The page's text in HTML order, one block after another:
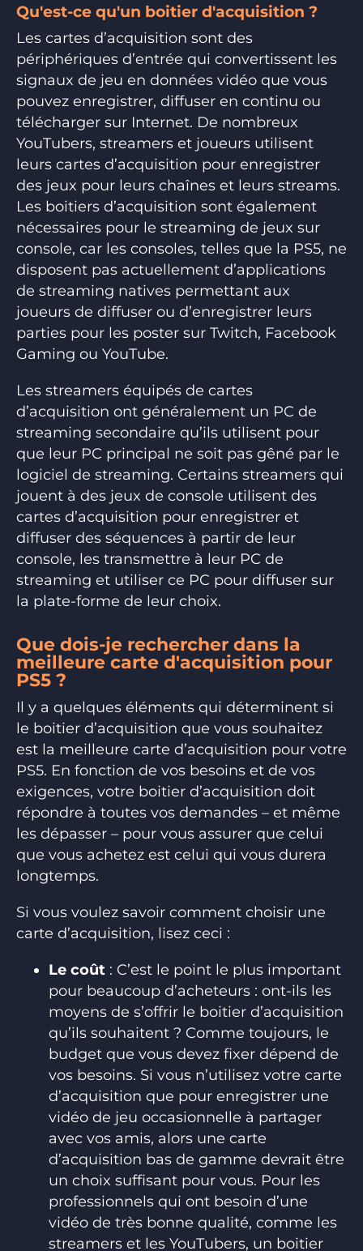
Qu'est-ce qu'un boitier d'acquisition ?
Les cartes d’acquisition sont des
périphériques d’entrée qui convertissent les
signaux de jeu en données vidéo que vous
pouvez enregistrer, diffuser en continu ou
télécharger sur Internet. De nombreux
YouTubers, streamers et joueurs utilisent
leurs cartes d’acquisition pour enregistrer
des jeux pour leurs chaînes et leurs streams.
Les boitiers d’acquisition sont également
nécessaires pour le streaming de jeux sur
console, car les consoles, telles que la PS5, ne
disposent pas actuellement d’applications
de streaming natives permettant aux
joueurs de diffuser ou d’enregistrer leurs
parties pour les poster sur Twitch, Facebook
Gaming ou YouTube.
Les streamers équipés de cartes
d’acquisition ont généralement un PC de
streaming secondaire qu’ils utilisent pour
que leur PC principal ne soit pas gêné par le
logiciel de streaming. Certains streamers qui
jouent à des jeux de console utilisent des
cartes d’acquisition pour enregistrer et
diffuser des séquences à partir de leur
console, les transmettre à leur PC de
streaming et utiliser ce PC pour diffuser sur
la plate-forme de leur choix.
Que dois-je rechercher dans la
meilleure carte d'acquisition pour
PS5 ?
Il y a quelques éléments qui déterminent si
le boitier d’acquisition que vous souhaitez
est la meilleure carte d’acquisition pour votre
PS5. En fonction de vos besoins et de vos
exigences, votre boitier d’acquisition doit
répondre à toutes vos demandes – et même
les dépasser – pour vous assurer que celui
que vous achetez est celui qui vous durera
longtemps.
Si vous voulez savoir comment choisir une
carte d’acquisition, lisez ceci :
Le coût : C’est le point le plus important
pour beaucoup d’acheteurs : ont-ils les
moyens de s’offrir le boitier d’acquisition
qu’ils souhaitent ? Comme toujours, le
budget que vous devez fixer dépend de
vos besoins. Si vous n’utilisez votre carte
d’acquisition que pour enregistrer une
vidéo de jeu occasionnelle à partager
avec vos amis, alors une carte
d’acquisition bas de gamme devrait être
un choix suffisant pour vous. Pour les
professionnels qui ont besoin d’une
vidéo de très bonne qualité, comme les
streamers et les YouTubers, un boitier